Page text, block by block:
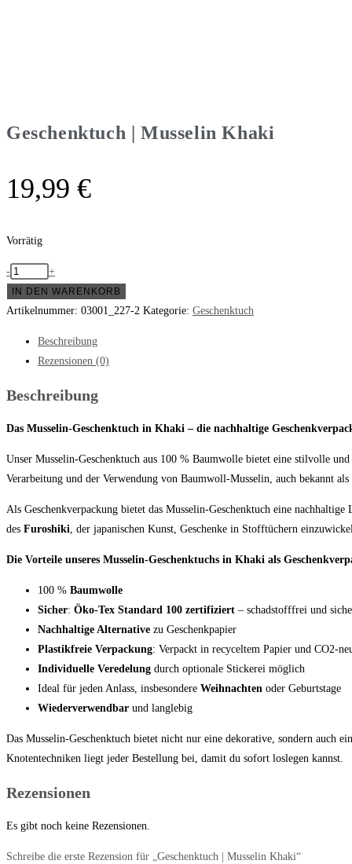
Geschenktuch | Musselin Khaki
19,99 €
Vorrätig
- +
IN DEN WARENKORB
Artikelnummer: 03001_227-2 Kategorie: Geschenktuch
Beschreibung
Rezensionen (0)
Beschreibung
Das Musselin-Geschenktuch in Khaki – die nachhaltige
Unser Musselin-Geschenktuch aus 100 % Baumwolle bietet eine stilvolle
Verarbeitung und der Verwendung von Baumwoll-Musselin, auch bekannt
Als Geschenkverpackung bietet das Musselin-Geschenktuch eine
des Furoshiki, der japanischen Kunst, Geschenke in Stofftüchern
Die Vorteile unseres Musselin-Geschenktuchs in Khaki als
100 % Baumwolle
Sicher: Öko-Tex Standard 100 zertifiziert – schadstofffrei und
Nachhaltige Alternative zu Geschenkpapier
Plastikfreie Verpackung: Verpackt in recyceltem Papier und CO2-
Individuelle Veredelung durch optionale Stickerei möglich
Ideal für jeden Anlass, insbesondere Weihnachten oder Geburtstage
Wiederverwendbar und langlebig
Das Musselin-Geschenktuch bietet nicht nur eine dekorative, sondern auch
Knotentechniken liegt jeder Bestellung bei, damit du sofort loslegen kannst.
Rezensionen
Es gibt noch keine Rezensionen.
Schreibe die erste Rezension für „Geschenktuch | Musselin Khaki“